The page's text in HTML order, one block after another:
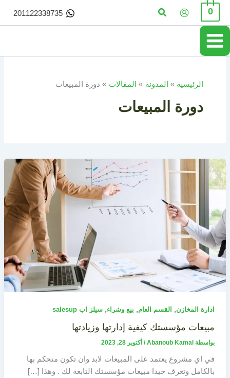
تخطي
المحتوى
0 البحث 201122338735
الرئيسية المدونة المقالات دورة المبيعات
دورة المبيعات
ادارة المخازن, القسم العام, بيع وشراء, سيلز اب salesup
مبيعات مؤسستك كيفية إدارتها وزيادتها
بواسطة Abanoub Kamal
/ أكتوبر 28, 2023
في اي مشروع يعتمد على المبيعات لابد وان تكون متحكم بها
بالكامل وتعرف جيدا مبيعات مؤسستك التابعة لك . وهذا […]